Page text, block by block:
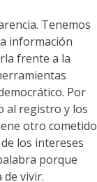
Tenemos
información
frente a la
Por
al registro y los
otro cometido
los intereses
porque
vivir.